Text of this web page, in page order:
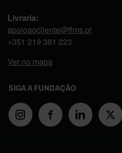
Livraria:
apoioaocliente@ffms.pt
+351 219 381 223
Ver no mapa
SIGA A FUNDAÇÃO